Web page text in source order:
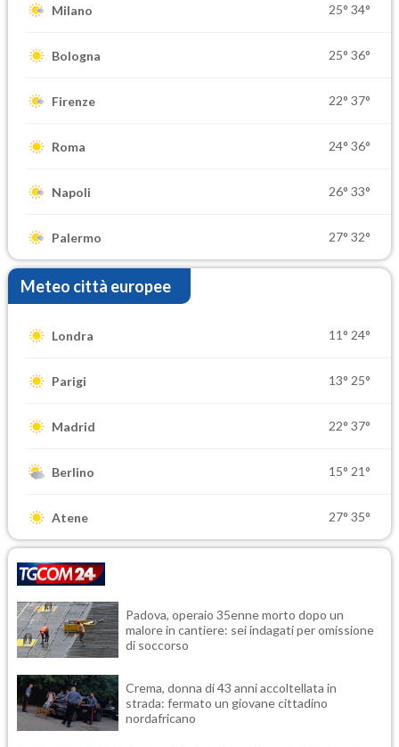
Milano 25° 34°
Bologna 25° 36°
Firenze 22° 37°
Roma 24° 36°
Napoli 26° 33°
Palermo 27° 32°
Meteo città europee
Londra 11° 24°
Parigi 13° 25°
Madrid 22° 37°
Berlino 15° 21°
Atene 27° 35°
Padova, operaio 35enne morto dopo un
malore in cantiere: sei indagati per omissione
di soccorso
Crema, donna di 43 anni accoltellata in
strada: fermato un giovane cittadino
nordafricano